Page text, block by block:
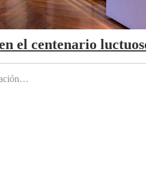
el centenario